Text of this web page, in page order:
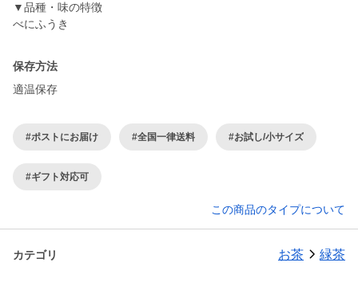
▼品種・味の特徴
保存方法
適温保存
#ポストにお届け #全国一律送料 #お試し/小サイズ
#ギフト対応可
この商品のタイプについて
カテゴリ お茶 緑茶